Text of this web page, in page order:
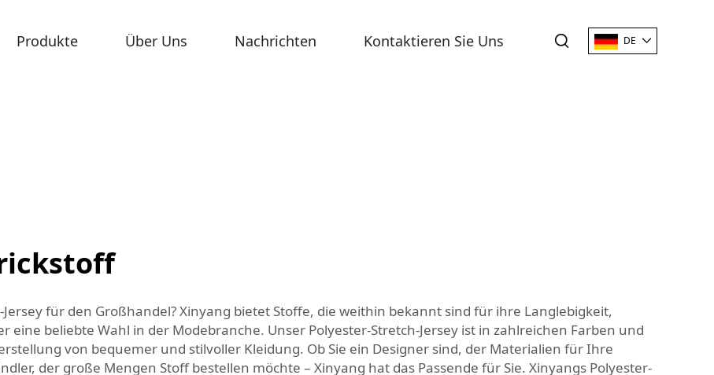
Produkte Über Uns Nachrichten Kontaktieren Sie Uns DE
für den Großhandel? Xinyang bietet Stoffe, die weithin bekannt sind für ihre Langlebigkeit,
eine beliebte Wahl in der Modebranche. Unser Polyester-Stretch-Jersey ist in zahlreichen Farben und
von bequemer und stilvoller Kleidung. Ob Sie ein Designer sind, der Materialien für Ihre
der große Mengen Stoff bestellen möchte – Xinyang hat das Passende für Sie. Xinyangs Polyester-